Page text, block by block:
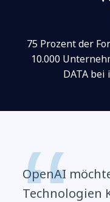
75 Prozent der
10.000
DATA
OpenAI
Technologien